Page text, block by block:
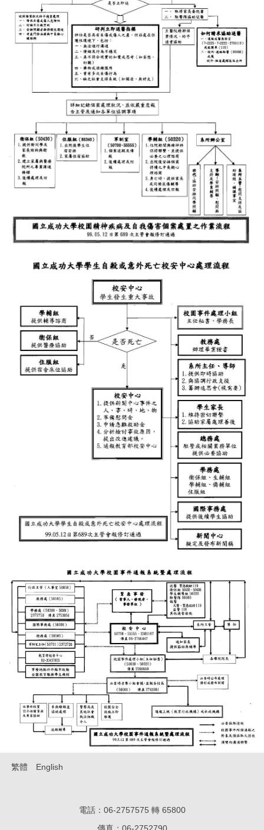
就業資訊
系學會介紹
系刊專區
校園事件通報
繁體 English
電話：06-2757575 轉 65800
傳真：06-2752790